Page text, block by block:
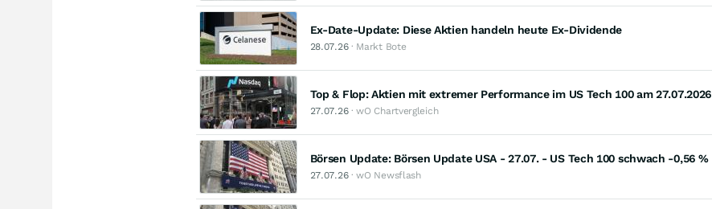
Ex-Date-Update: Diese Aktien handeln heute Ex-Dividende
28.07.26· Markt Bote
Top & Flop: Aktien mit extremer Performance im US Tech 100 am 27.07.2026
27.07.26· wO Chartvergleich
Börsen Update: Börsen Update USA - 27.07. - US Tech 100 schwach -0,56 %
27.07.26· wO Newsflash